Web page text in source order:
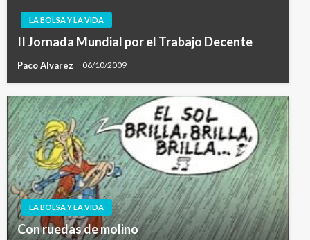
LA BOLSA Y LA VIDA
II Jornada Mundial por el Trabajo Decente
Paco Alvarez 06/10/2009
LA BOLSA Y LA VIDA
Con ruedas de molino